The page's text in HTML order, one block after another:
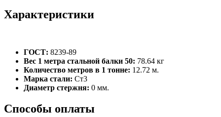
Характеристики
ГОСТ: 8239-89
Вес 1 метра стальной балки 50: 78.64 кг
Количество метров в 1 тонне: 12.72 м.
Марка стали: Ст3
Диаметр стержня: 0 мм.
Способы оплаты